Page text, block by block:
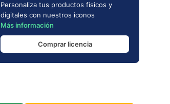
Personaliza tus productos físicos y
digitales con nuestros iconos
Más información
Comprar licencia